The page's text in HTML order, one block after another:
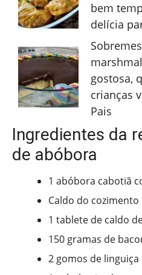
bem
delícia
gostosa,
crianças
Pais
Ingredientes da
de abóbora
1 abóbora cabotiã
Caldo do
1 tablete de caldo
150 gramas de
2 gomos de